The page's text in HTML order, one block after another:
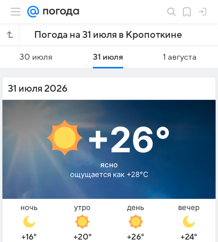
Погода на 31 июля в Кропоткине
30 июля 31 июля 1 августа
31 июля 2026
+26°
ясно
ощущается как +28°C
ночь
+16°
утро
+20°
день
+26°
вечер
+24°